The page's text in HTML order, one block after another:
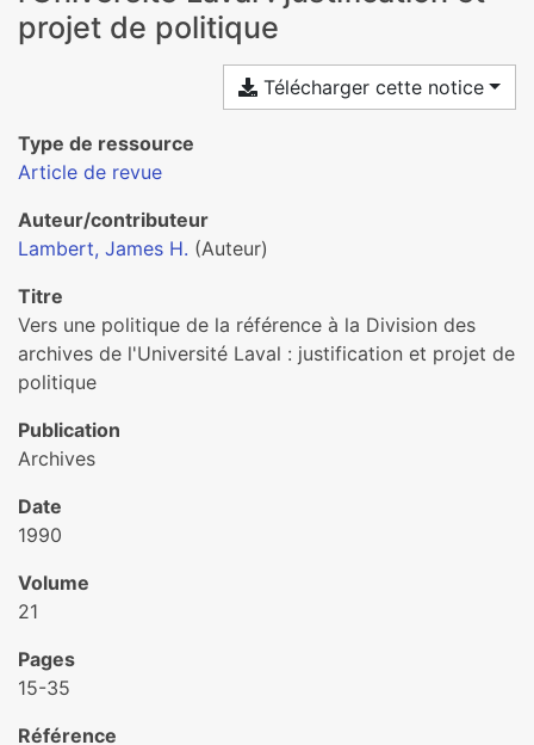
projet de politique
Télécharger cette notice
Type de ressource
Article de revue
Auteur/contributeur
Lambert, James H. (Auteur)
Titre
Vers une politique de la référence à la Division des
archives de l'Université Laval : justification et projet de
politique
Publication
Archives
Date
1990
Volume
21
Pages
15-35
Référence